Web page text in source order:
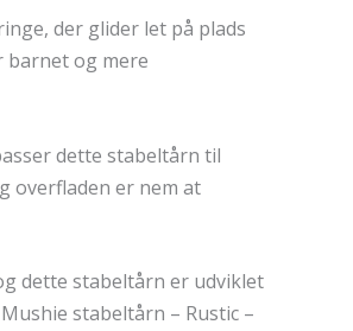
der glider let på plads
og mere
dette stabeltårn til
overfladen er nem at
dette stabeltårn er udviklet
stabeltårn – Rustic –